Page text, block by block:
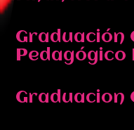
Graduación
Graduacion